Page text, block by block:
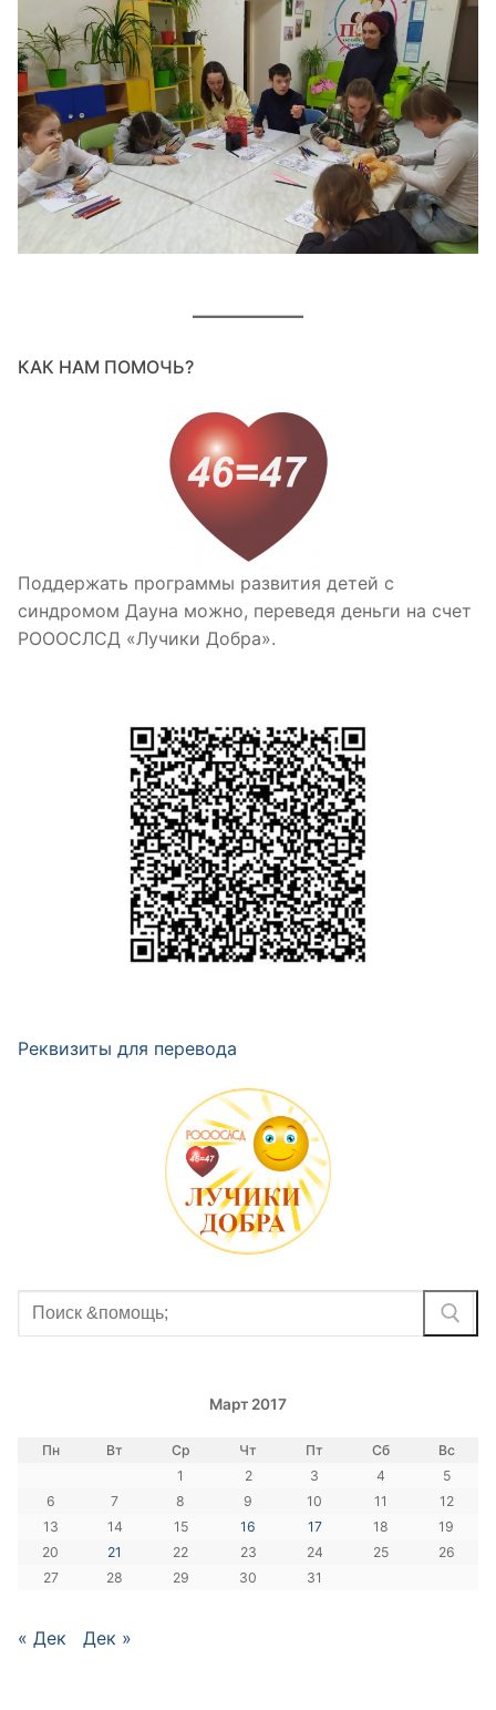
КАК НАМ ПОМОЧЬ?
Поддержать программы развития детей с
синдромом Дауна можно, переведя деньги на счет
РОООСЛСД «Лучики Добра».
Реквизиты для перевода
Найти:
Март 2017
Пн Вт Ср Чт Пт Сб
Вс
1
2 3 4
5
6
7 8 9 10 11
12
13
14 15 16 17 18
19
20
21 22 23 24 25
26
27
28 29 30 31
« Дек Дек »